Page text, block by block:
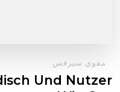
مقوي سيرفس
Und Nutzer